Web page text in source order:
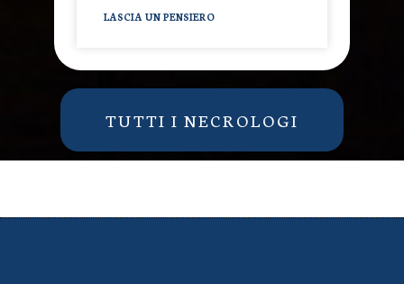
LASCIA UN PENSIERO
TUTTI I NECROLOGI